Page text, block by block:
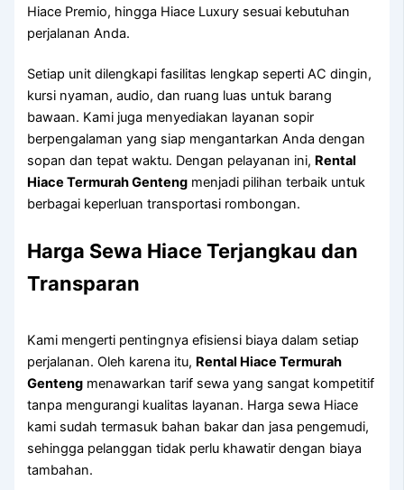
Hiace Premio, hingga Hiace Luxury sesuai kebutuhan
perjalanan Anda.
Setiap unit dilengkapi fasilitas lengkap seperti AC dingin,
kursi nyaman, audio, dan ruang luas untuk barang
bawaan. Kami juga menyediakan layanan sopir
berpengalaman yang siap mengantarkan Anda dengan
sopan dan tepat waktu. Dengan pelayanan ini, Rental
Hiace Termurah Genteng menjadi pilihan terbaik untuk
berbagai keperluan transportasi rombongan.
Harga Sewa Hiace Terjangkau dan
Transparan
Kami mengerti pentingnya efisiensi biaya dalam setiap
perjalanan. Oleh karena itu, Rental Hiace Termurah
Genteng menawarkan tarif sewa yang sangat kompetitif
tanpa mengurangi kualitas layanan. Harga sewa Hiace
kami sudah termasuk bahan bakar dan jasa pengemudi,
sehingga pelanggan tidak perlu khawatir dengan biaya
tambahan.